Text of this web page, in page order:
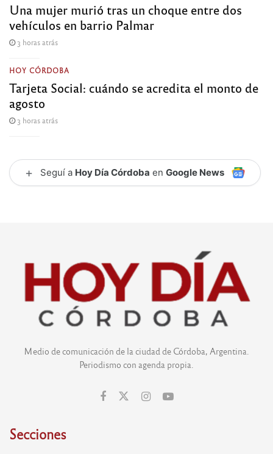
Una mujer murió tras un choque entre dos
vehículos en barrio Palmar
3 horas atrás
HOY CÓRDOBA
Tarjeta Social: cuándo se acredita el monto de
agosto
3 horas atrás
+ Seguí a Hoy Día Córdoba en Google News
Medio de comunicación de la ciudad de Córdoba, Argentina.
Periodismo con agenda propia.
Secciones